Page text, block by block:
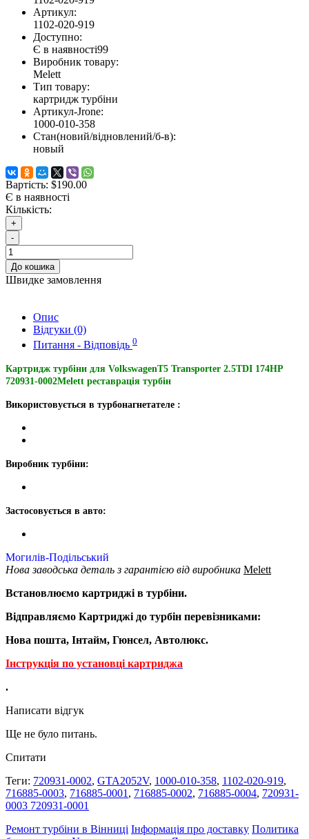
Артикул:
1102-020-919
Доступно:
Є в наявності99
Виробник товару:
Melett
Тип товару:
картридж турбіни
Артикул-Jrone:
1000-010-358
Стан(новий/відновлений/б-в):
новый
Вартість: $190.00
Є в наявності
Кількість:
+
-
До кошика
Швидке замовлення
Опис
Відгуки (0)
Питання - Відповідь 0
Картридж турбіни для VolkswagenT5 Transporter 2.5TDI 174HP
720931-0002Melett реставрація турбін
Використовується в турбонагнетателе :
Виробник турбіни:
Застосовується в авто:
Могилів-Подільський
Нова заводська деталь з гарантією від виробника Melett
Встановлюємо картриджі в турбіни.
Відправляємо Картриджі до турбін перевізниками:
Нова пошта, Інтайм, Гюнсел, Автолюкс.
Інструкція по установці картриджа
.
Написати відгук
Ще не було питань.
Спитати
Теги: 720931-0002, GTA2052V, 1000-010-358, 1102-020-919,
716885-0003, 716885-0001 , 716885-0002, 716885-0004, 720931-
0003 720931-0001
Ремонт турбіни в Вінниці Інформація про доставку Политика